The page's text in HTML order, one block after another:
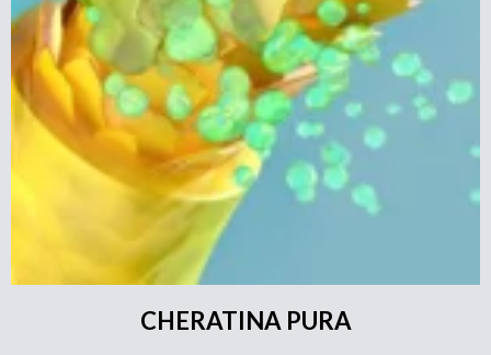
CHERATINA PURA